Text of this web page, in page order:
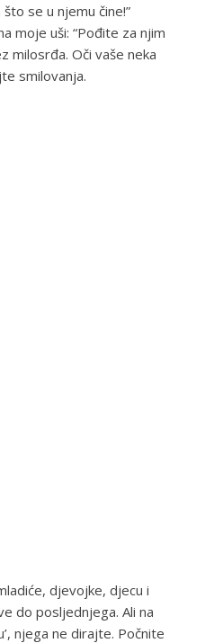
se u njemu čine!”
moje uši: “Pođite za njim
milosrđa. Oči vaše neka
smilovanja.
djevojke, djecu i
do posljednjega. Ali na
njega ne dirajte. Počnite